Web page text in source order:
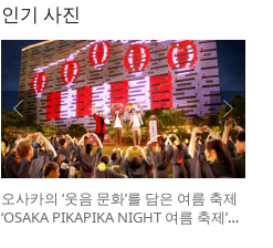
인기 사진
오사카의 ‘웃음 문화’를 담은 여름 축제
‘OSAKA PIKAPIKA NIGHT 여름 축제’